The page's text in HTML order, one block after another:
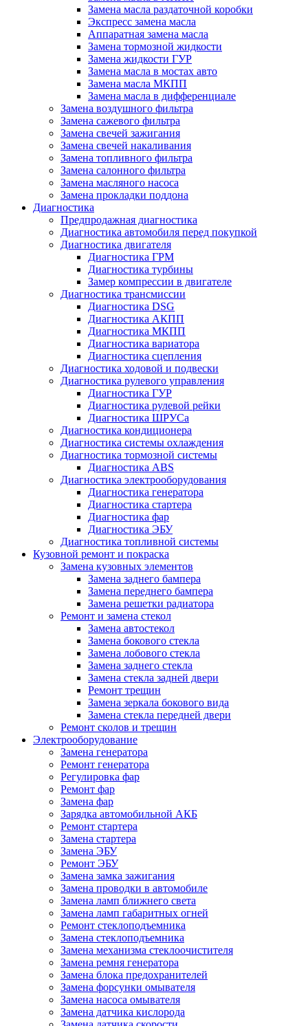
Замена масла раздаточной коробки
Экспресс замена масла
Аппаратная замена масла
Замена тормозной жидкости
Замена жидкости ГУР
Замена масла в мостах авто
Замена масла МКПП
Замена масла в дифференциале
Замена воздушного фильтра
Замена сажевого фильтра
Замена свечей зажигания
Замена свечей накаливания
Замена топливного фильтра
Замена салонного фильтра
Замена масляного насоса
Замена прокладки поддона
Диагностика
Предпродажная диагностика
Диагностика автомобиля перед покупкой
Диагностика двигателя
Диагностика ГРМ
Диагностика турбины
Замер компрессии в двигателе
Диагностика трансмиссии
Диагностика DSG
Диагностика АКПП
Диагностика МКПП
Диагностика вариатора
Диагностика сцепления
Диагностика ходовой и подвески
Диагностика рулевого управления
Диагностика ГУР
Диагностика рулевой рейки
Диагностика ШРУСа
Диагностика кондиционера
Диагностика системы охлаждения
Диагностика тормозной системы
Диагностика ABS
Диагностика электрооборудования
Диагностика генератора
Диагностика стартера
Диагностика фар
Диагностика ЭБУ
Диагностика топливной системы
Кузовной ремонт и покраска
Замена кузовных элементов
Замена заднего бампера
Замена переднего бампера
Замена решетки радиатора
Ремонт и замена стекол
Замена автостекол
Замена бокового стекла
Замена лобового стекла
Замена заднего стекла
Замена стекла задней двери
Ремонт трещин
Замена зеркала бокового вида
Замена стекла передней двери
Ремонт сколов и трещин
Электрооборудование
Замена генератора
Ремонт генератора
Регулировка фар
Ремонт фар
Замена фар
Зарядка автомобильной АКБ
Ремонт стартера
Замена стартера
Замена ЭБУ
Ремонт ЭБУ
Замена замка зажигания
Замена проводки в автомобиле
Замена ламп ближнего света
Замена ламп габаритных огней
Ремонт стеклоподъемника
Замена стеклоподъемника
Замена механизма стеклоочистителя
Замена ремня генератора
Замена блока предохранителей
Замена форсунки омывателя
Замена насоса омывателя
Замена датчика кислорода